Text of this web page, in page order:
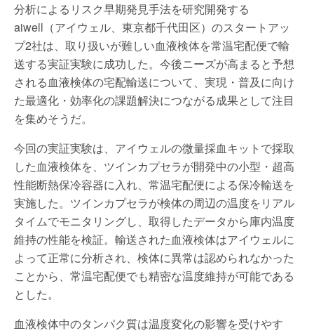
分析によるリスク早期発見手法を研究開発する
aiwell（アイウェル、東京都千代田区）のスタートアッ
プ2社は、取り扱いが難しい血液検体を常温宅配便で輸
送する実証実験に成功した。今後ニーズが高まると予想
される血液検体の宅配輸送について、実現・普及に向け
た最適化・効率化の課題解決につながる成果として注目
を集めそうだ。
今回の実証実験は、アイウェルの微量採血キットで採取
した血液検体を、ツインカプセラが開発中の小型・超高
性能断熱保冷容器に入れ、常温宅配便による保冷輸送を
実施した。ツインカプセラが検体の周辺の温度をリアル
タイムでモニタリングし、取得したデータから庫内温度
維持の性能を検証。輸送された血液検体はアイウェルに
よって正常に分析され、検体に異常は認められなかった
ことから、常温宅配便でも精密な温度維持が可能である
とした。
血液検体中のタンパク質は温度変化の影響を受けやす